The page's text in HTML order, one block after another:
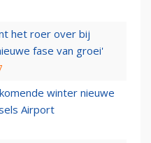
het roer over bij
fase van groei'
winter nieuwe
Airport